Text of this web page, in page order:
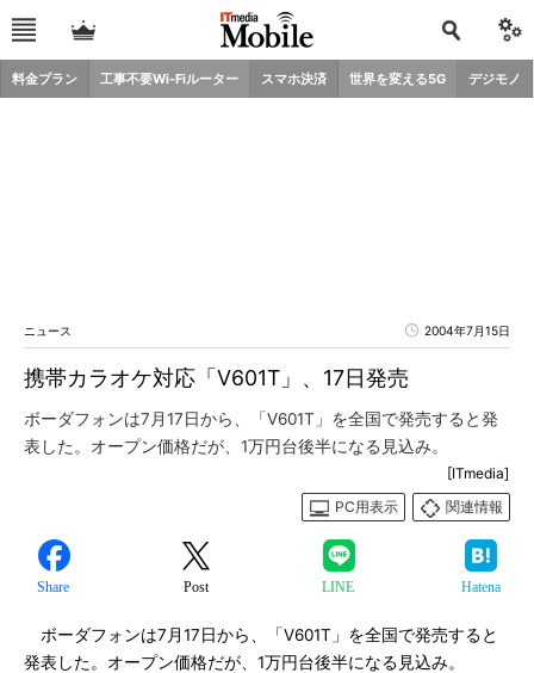
料金プラン 工事不要Wi-Fiルーター スマホ決済 世界を変える5G デジモノ
ニュース 2004年7月15日
携帯カラオケ対応「V601T」、17日発売
ボーダフォンは7月17日から、「V601T」を全国で発売すると発
表した。オープン価格だが、1万円台後半になる見込み。
[ITmedia]
PC用表示
関連情報
Share Post LINE Hatena
ボーダフォンは7月17日から、「V601T」を全国で発売すると
発表した。オープン価格だが、1万円台後半になる見込み。